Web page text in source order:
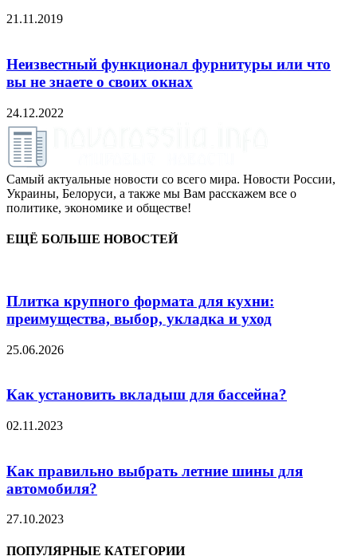
21.11.2019
Неизвестный функционал фурнитуры или что
вы не знаете о своих окнах
24.12.2022
Самый актуальные новости со всего мира. Новости России,
Украины, Белоруси, а также мы Вам расскажем все о
политике, экономике и обществе!
ЕЩЁ БОЛЬШЕ НОВОСТЕЙ
Плитка крупного формата для кухни:
преимущества, выбор, укладка и уход
25.06.2026
Как установить вкладыш для бассейна?
02.11.2023
Как правильно выбрать летние шины для
автомобиля?
27.10.2023
ПОПУЛЯРНЫЕ КАТЕГОРИИ